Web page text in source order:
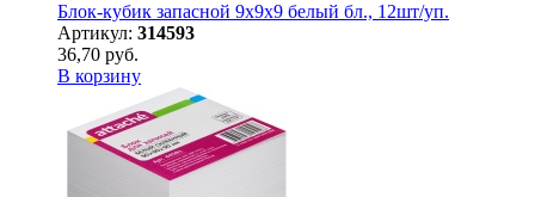
Блок-кубик запасной 9х9х9 белый бл., 12шт/уп.
Артикул: 314593
36,70 руб.
В корзину